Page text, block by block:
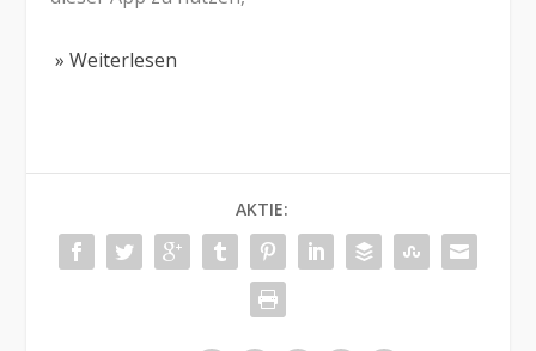
» Weiterlesen
AKTIE: